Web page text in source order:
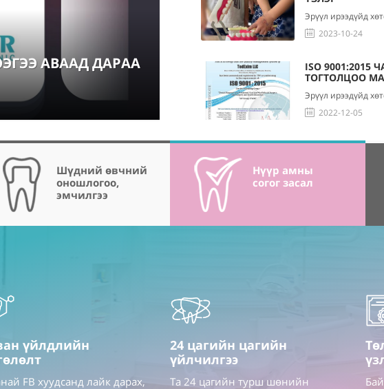
АВААД ДАРАА
Эрүүл ирээдүйд
2023-10-24
ISO
ТОГТОЛЦОО
Эрүүл ирээдүйд
2022-12-05
Шүдний өвчний
оношлогоо,
эмчилгээ
Нүүр амны
согог засал
үйлдлийн
FB хуудсанд лайк дарах,
24 цагийн цагийн
үйлчилгээ
Та 24 цагийн турш шөнийн